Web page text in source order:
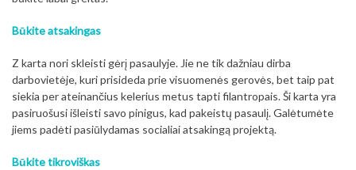
Būkite atsakingas
Z karta nori skleisti gėrį pasaulyje. Jie ne tik dažniau dirba
darbovietėje, kuri prisideda prie visuomenės gerovės, bet taip pat
siekia per ateinančius kelerius metus tapti filantropais. Ši karta yra
pasiruošusi išleisti savo pinigus, kad pakeistų pasaulį. Galėtumėte
jiems padėti pasiūlydamas socialiai atsakingą projektą.
Būkite tikroviškas